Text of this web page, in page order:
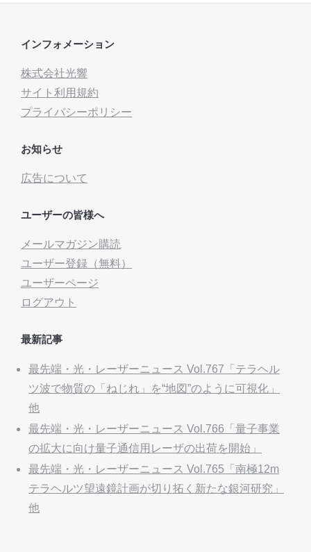
インフォメーション
株式会社光響
サイト利用規約
プライバシーポリシー
お知らせ
広告について
ユーザーの皆様へ
メールマガジン購読
ユーザー登録（無料）
ユーザーページ
ログアウト
最新記事
最先端・光・レーザーニュース Vol.767「テラヘル
ツ波で物質の「ねじれ」を“地図”のように可視化」
他
最先端・光・レーザーニュース Vol.766「量子事業
の拡大に向け量子通信用レーザの出荷を開始」
最先端・光・レーザーニュース Vol.765「南極12m
テラヘルツ望遠鏡計画が切り拓く新たな銀河研究」
他